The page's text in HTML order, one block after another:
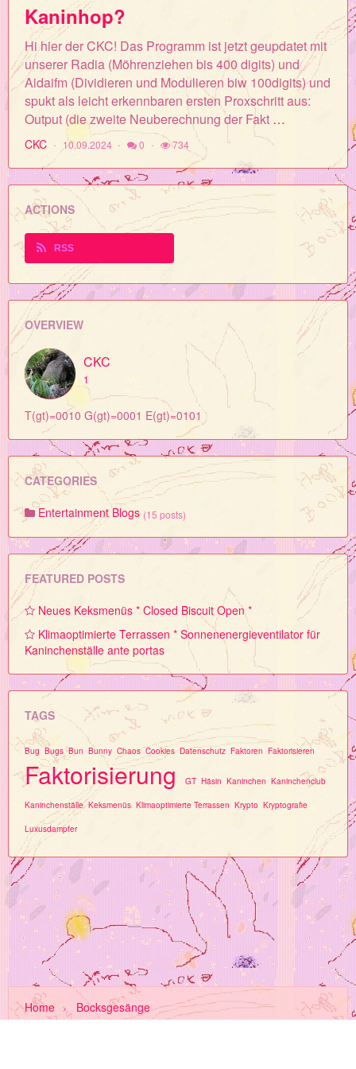
Kaninhop?
Hi hier der CKC! Das Programm ist jetzt geupdatet mit
unserer Radia (Möhrenziehen bis 400 digits) und
Aidaifm (Dividieren und Modulieren biw 100digits) und
spukt als leicht erkennbaren ersten Proxschritt aus:
Output (die zweite Neuberechnung der Fakt …
CKC 10.09.2024 0 734
ACTIONS
RSS
OVERVIEW
CKC
1
T(gt)=0010 G(gt)=0001 E(gt)=0101
CATEGORIES
Entertainment Blogs (15 posts)
FEATURED POSTS
Neues Keksmenüs * Closed Biscuit Open *
Klimaoptimierte Terrassen * Sonnenenergieventilator für
Kaninchenställe ante portas
TAGS
Bug Bugs Bun Bunny Chaos Cookies Datenschutz Faktoren Faktorisieren
Faktorisierung GT Häsin Kaninchen Kaninchenclub
Kaninchenställe Keksmenüs Klimaoptimierte Terrassen Krypto Kryptografie
Luxusdampfer
Home › Bocksgesänge